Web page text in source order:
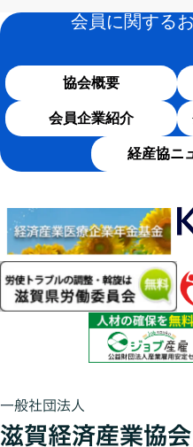
会員に関する
協会概要
会員企業紹介
経産協ニ